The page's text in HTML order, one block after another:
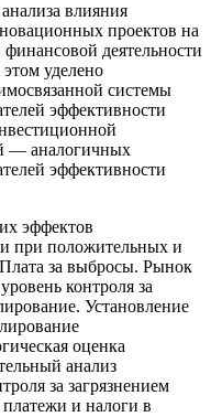
влияния
проектов на
деятельности
уделено
системы
эффективности
— аналогичных
эффективности
эффектов
при положительных и
за выбросы. Рынок
контроля за
Установление
оценка
анализ
за загрязнением
и налоги в